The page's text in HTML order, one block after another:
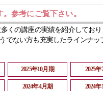
参考にご覧下さい。
くの講座の実績を紹介してお
でない方も充実したラインナッ
2025年10月期 2025
2024年4月期 2024